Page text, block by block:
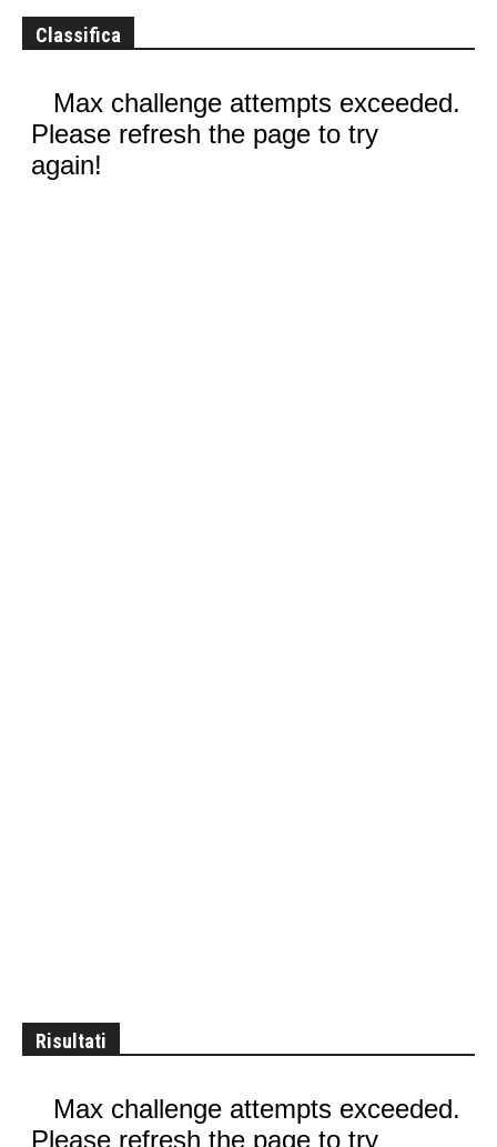
Classifica
Risultati